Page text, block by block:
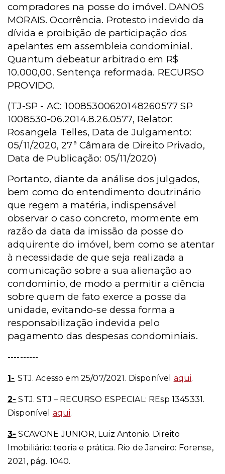
compradores na posse do imóvel. DANOS
MORAIS. Ocorrência. Protesto indevido da
dívida e proibição de participação dos
apelantes em assembleia condominial.
Quantum debeatur arbitrado em R$
10.000,00. Sentença reformada. RECURSO
PROVIDO.
(TJ-SP - AC: 10085300620148260577 SP
1008530-06.2014.8.26.0577, Relator:
Rosangela Telles, Data de Julgamento:
05/11/2020, 27ª Câmara de Direito Privado,
Data de Publicação: 05/11/2020)
Portanto, diante da análise dos julgados,
bem como do entendimento doutrinário
que regem a matéria, indispensável
observar o caso concreto, mormente em
razão da data da imissão da posse do
adquirente do imóvel, bem como se atentar
à necessidade de que seja realizada a
comunicação sobre a sua alienação ao
condomínio, de modo a permitir a ciência
sobre quem de fato exerce a posse da
unidade, evitando-se dessa forma a
responsabilização indevida pelo
pagamento das despesas condominiais.
----------
1- STJ. Acesso em 25/07/2021. Disponível aqui.
2- STJ. STJ – RECURSO ESPECIAL: REsp 1345331.
Disponível aqui.
3- SCAVONE JUNIOR, Luiz Antonio. Direito
Imobiliário: teoria e prática. Rio de Janeiro: Forense,
2021, pág. 1040.